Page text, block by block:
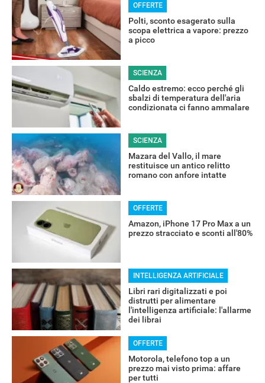
OFFERTE
Polti, sconto esagerato sulla
scopa elettrica a vapore: prezzo
a picco
SCIENZA
Caldo estremo: ecco perché gli
sbalzi di temperatura dell'aria
condizionata ci fanno ammalare
SCIENZA
Mazara del Vallo, il mare
restituisce un antico relitto
romano con anfore intatte
OFFERTE
Amazon, iPhone 17 Pro Max a un
prezzo stracciato e sconti all'80%
INTELLIGENZA ARTIFICIALE
Libri rari digitalizzati e poi
distrutti per alimentare
l'intelligenza artificiale: l'allarme
dei librai
OFFERTE
Motorola, telefono top a un
prezzo mai visto prima: affare
per tutti